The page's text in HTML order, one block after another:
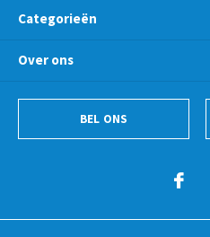
Categorieën
Over ons
BEL ONS